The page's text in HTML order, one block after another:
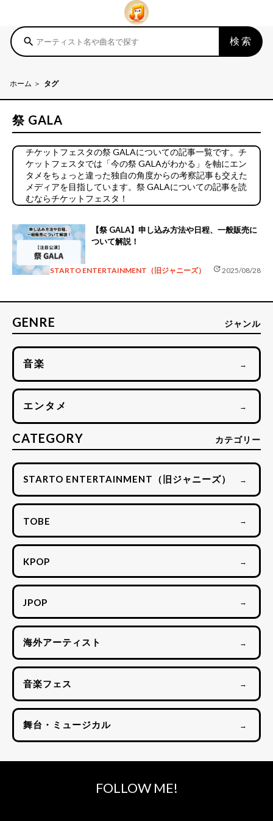
search 検索
ホーム タグ
祭 GALA
チケットフェスタの祭 GALAについての記事一覧です。チ
ケットフェスタでは「今の祭 GALAがわかる」を軸にエン
タメをちょっと違った独自の角度からの考察記事も交えた
メディアを目指しています。祭 GALAについての記事を読
むならチケットフェスタ！
【祭 GALA】申し込み方法や日程、一般販売に
ついて解説！
STARTO ENTERTAINMENT（旧ジャニーズ） update2025/08/28
GENRE ジャンル
音楽 →
エンタメ →
CATEGORY カテゴリー
STARTO ENTERTAINMENT（旧ジャニーズ） →
TOBE →
KPOP →
JPOP →
海外アーティスト →
音楽フェス →
舞台・ミュージカル →
FOLLOW ME!